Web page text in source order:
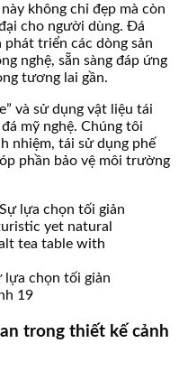
không chỉ đẹp mà còn
cho người dùng. Đá
phát triển các dòng sản
nghệ, sẵn sàng đáp ứng
tương lai gần.
và sử dụng vật liệu tái
mỹ nghệ. Chúng tôi
nhiệm, tái sử dụng phế
phần bảo vệ môi trường
lựa chọn tối giản
19
trong thiết kế cảnh